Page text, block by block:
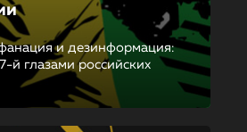
и дезинформация:
й глазами российских